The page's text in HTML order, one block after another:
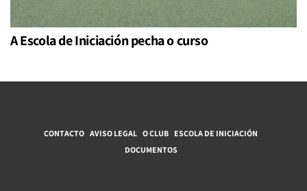
A Escola de Iniciación pecha o curso
CONTACTO AVISO LEGAL O CLUB ESCOLA DE INICIACIÓN
DOCUMENTOS